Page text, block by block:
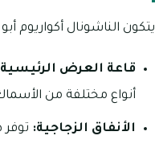
يتكون الناشونال أكواريوم
قاعة العرض
أنواع مختلفة من
الأنفاق الزجاجية: